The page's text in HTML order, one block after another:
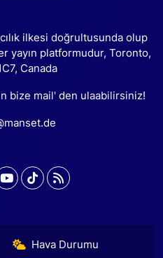
ilkesi doğrultusunda olup
yayın platformudur, Toronto,
Canada
bize mail' den ulaabilirsiniz!
Hava Durumu